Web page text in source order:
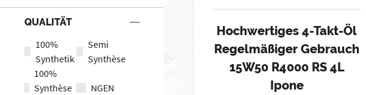
QUALITÄT
100%
Synthetik
Semi
Synthèse
100%
Synthèse
NGEN
Hochwertiges 4-Takt-Öl
Regelmäßiger Gebrauch
15W50 R4000 RS 4L
Ipone